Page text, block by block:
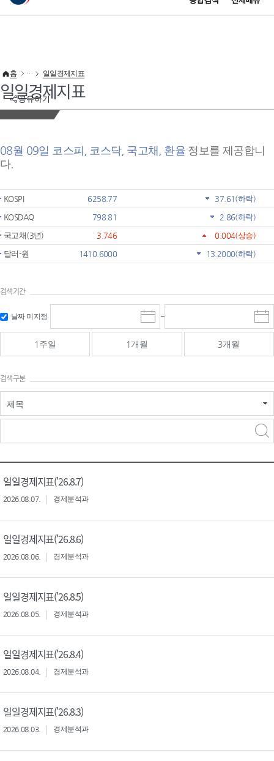
이 누리집은 대한민국 공식 전자정부 누리집입니다.
공유하기
홈 일일경제지표
일일경제지표
08월 09일 코스피, 코스닥, 국고채, 환율 정보를 제공합니
다.
KOSPI 6258.77 37.61 (하락)
KOSDAQ
798.81 2.86(하락)
국고채(3년)
3.746 0.004(상승)
달러-원
1410.6000 13.2000(하락)
검색기간
날짜 미지정
시
작
일
선
~
종
료
선
1주일 1개월 3개월
검색구분
제목
일일경제지표('26.8.7)
2026.08.07. 경제분석과
일일경제지표('26.8.6)
2026.08.06. 경제분석과
일일경제지표('26.8.5)
2026.08.05. 경제분석과
일일경제지표('26.8.4)
2026.08.04. 경제분석과
일일경제지표('26.8.3)
2026.08.03. 경제분석과